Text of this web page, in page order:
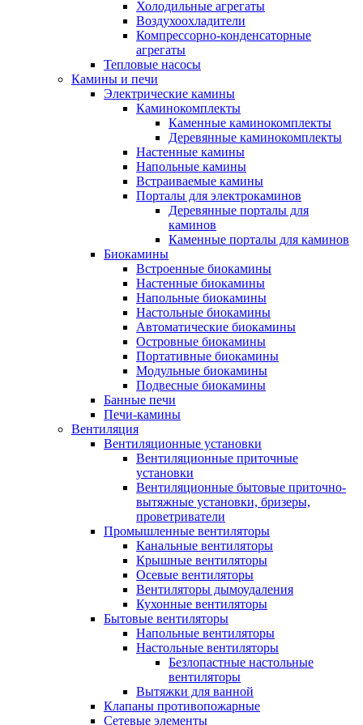
Холодильные агрегаты
Воздухоохладители
Компрессорно-конденсаторные
агрегаты
Тепловые насосы
Камины и печи
Электрические камины
Каминокомплекты
Каменные каминокомплекты
Деревянные каминокомплекты
Настенные камины
Напольные камины
Встраиваемые камины
Порталы для электрокаминов
Деревянные порталы для
каминов
Каменные порталы для каминов
Биокамины
Встроенные биокамины
Настенные биокамины
Напольные биокамины
Настольные биокамины
Автоматические биокамины
Островные биокамины
Портативные биокамины
Модульные биокамины
Подвесные биокамины
Банные печи
Печи-камины
Вентиляция
Вентиляционные установки
Вентиляционные приточные
установки
Вентиляционные бытовые приточно-
вытяжные установки, бризеры,
проветриватели
Промышленные вентиляторы
Канальные вентиляторы
Крышные вентиляторы
Осевые вентиляторы
Вентиляторы дымоудаления
Кухонные вентиляторы
Бытовые вентиляторы
Напольные вентиляторы
Настольные вентиляторы
Безлопастные настольные
вентиляторы
Вытяжки для ванной
Клапаны противопожарные
Сетевые элементы